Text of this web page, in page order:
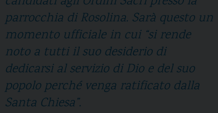
parrocchia di Rosolina. Sarà questo un
momento ufficiale in cui “si rende
noto a tutti il suo desiderio di
dedicarsi al servizio di Dio e del suo
popolo perché venga ratificato dalla
Santa Chiesa”.